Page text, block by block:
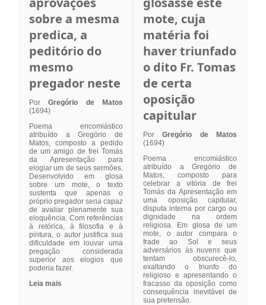
sobre a mesma
predica, a
peditório do
mesmo
pregador neste
PorGregório de Matos
(1694)
Poema encomiástico
atribuído a Gregório de
Matos, composto a pedido
de um amigo de frei Tomás
da Apresentação para
elogiar um de seus sermões.
Desenvolvido em glosa
sobre um mote, o texto
sustenta que apenas o
próprio pregador seria capaz
de avaliar plenamente sua
eloquência. Com referências
à retórica, à filosofia e à
pintura, o autor justifica sua
dificuldade em louvar uma
pregação considerada
superior aos elogios que
poderia fazer.
Leia mais
mote, cuja
matéria foi
haver triunfado
o dito Fr. Tomas
de certa
oposição
capitular
PorGregório de Matos
(1694)
Poema encomiástico
atribuído a Gregório de
Matos, composto para
celebrar a vitória de frei
Tomás da Apresentação em
uma oposição capitular,
disputa interna por cargo ou
dignidade na ordem
religiosa. Em glosa de um
mote, o autor compara o
frade ao Sol e seus
adversários às nuvens que
tentam obscurecê-lo,
exaltando o triunfo do
religioso e apresentando o
fracasso da oposição como
consequência inevitável de
sua pretensão.